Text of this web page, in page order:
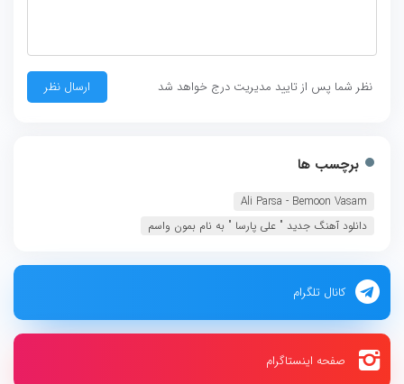
نظر شما پس از تایید مدیریت درج خواهد شد
برچسب ها
Ali Parsa - Bemoon Vasam
دانلود آهنگ جديد " علی پارسا " به نام بمون واسم
کانال تلگرام
صفحه اینستاگرام